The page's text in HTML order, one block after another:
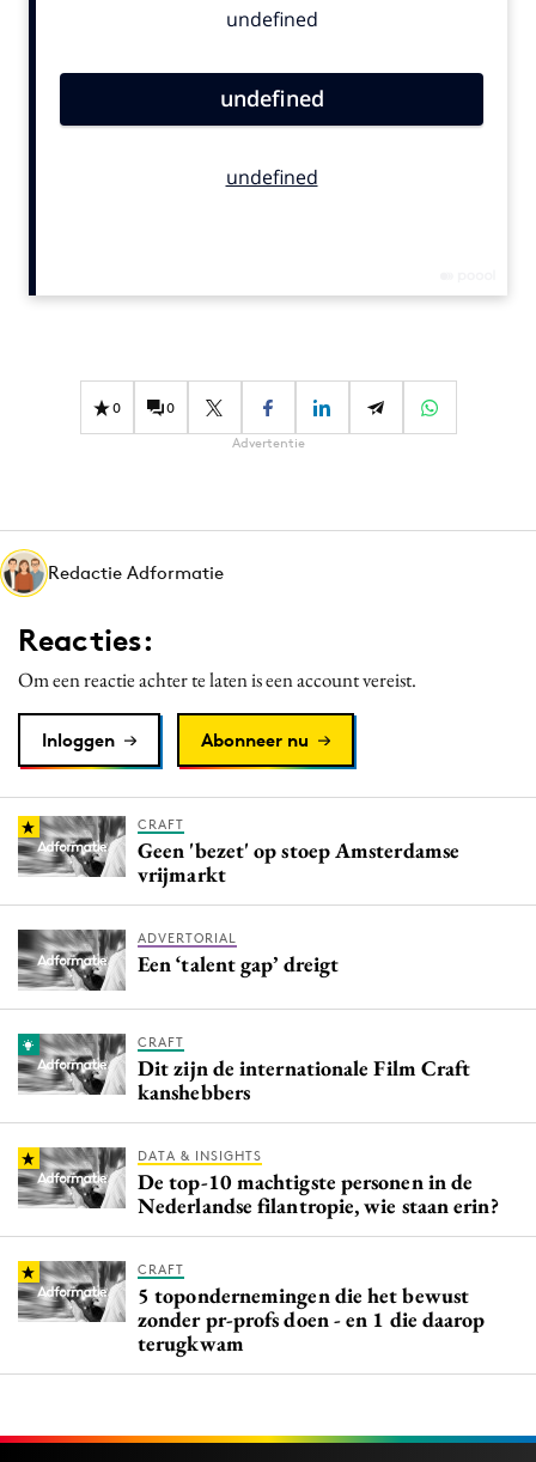
Contentmarketing
Effectiviteit
Gedragsverandering
Martech
Media
Merkstrategie
PR
Programmatic
Reputatie & crisis
0 0
Advertentie
Redactie Adformatie
Reacties:
Om een reactie achter te laten is een account vereist.
Inloggen Abonneer nu
CRAFT
Geen 'bezet' op stoep Amsterdamse
vrijmarkt
ADVERTORIAL
Een ‘talent gap’ dreigt
CRAFT
Dit zijn de internationale Film Craft
kanshebbers
DATA & INSIGHTS
De top-10 machtigste personen in de
Nederlandse filantropie, wie staan erin?
CRAFT
5 topondernemingen die het bewust
zonder pr-profs doen - en 1 die daarop
terugkwam